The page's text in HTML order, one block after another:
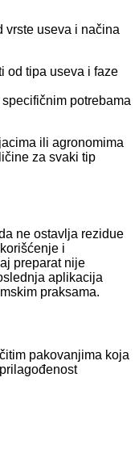
vrste useva i načina
od tipa useva i faze
potrebama
ili agronomima
za svaki tip
ne ostavlja rezidue
i
preparat nije
aplikacija
praksama.
pakovanjima koja